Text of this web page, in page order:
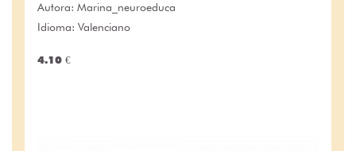
Autora: Marina_neuroeduca
Idioma: Valenciano
4.10 €